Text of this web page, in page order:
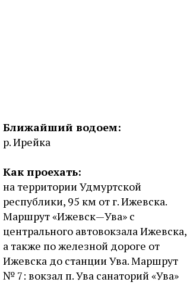
Ближайший водоем:
р. Ирейка
Как проехать:
на территории Удмуртской
республики, 95 км от г. Ижевска.
Маршрут «Ижевск—Ува» с
центрального автовокзала Ижевска,
а также по железной дороге от
Ижевска до станции Ува. Маршрут
№ 7: вокзал п. Ува санаторий «Ува»